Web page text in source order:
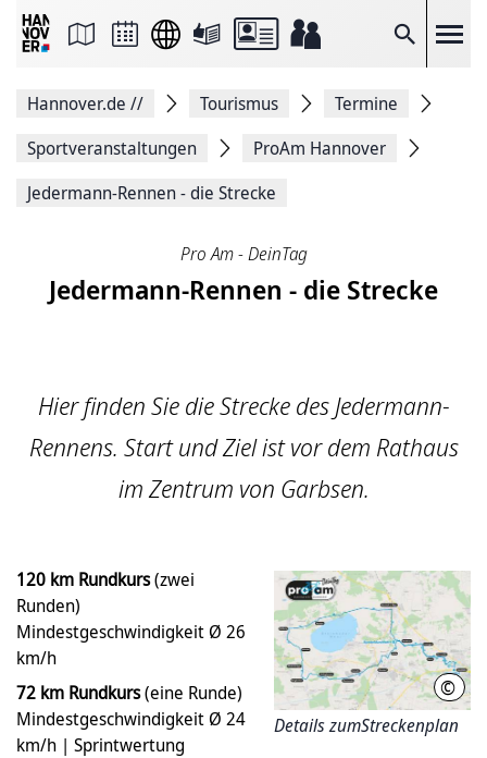
Suche
Seite
Facebook
teilen
Seitenlink
Hannover.de // Tourismus
Termine
Sportveranstaltungen
ProAm Hannover
Jedermann-Rennen - die Strecke
Pro Am - DeinTag
Jedermann-Rennen - die Strecke
Hier finden Sie die Strecke des Jedermann-
Rennens. Start und Ziel ist vor dem Rathaus
im Zentrum von Garbsen.
©
Details zumStreckenplan
120 km Rundkurs(zwei
Runden)
Mindestgeschwindigkeit Ø 26
km/h
72 km Rundkurs(eine Runde)
Mindestgeschwindigkeit Ø 24
km/h | Sprintwertung